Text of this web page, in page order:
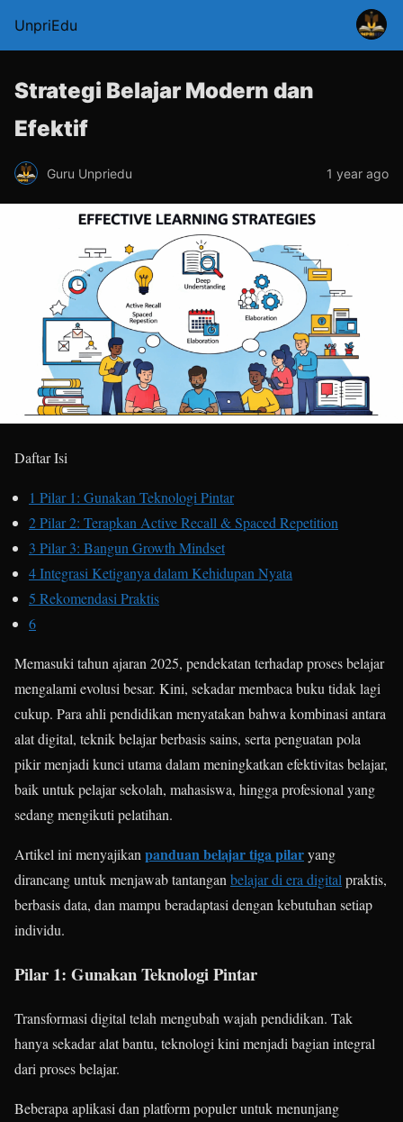
UnpriEdu
Strategi Belajar Modern dan
Efektif
Guru Unpriedu 1 year ago
Daftar Isi
1 Pilar 1: Gunakan Teknologi Pintar
2Pilar 2: Terapkan Active Recall & Spaced Repetition
3 Pilar 3: Bangun Growth Mindset
4Integrasi Ketiganya dalam Kehidupan Nyata
5 Rekomendasi Praktis
6
Memasuki tahun ajaran 2025, pendekatan terhadap proses belajar
mengalami evolusi besar. Kini, sekadar membaca buku tidak lagi
cukup. Para ahli pendidikan menyatakan bahwa kombinasi antara
alat digital, teknik belajar berbasis sains, serta penguatan pola
pikir menjadi kunci utama dalam meningkatkan efektivitas belajar,
baik untuk pelajar sekolah, mahasiswa, hingga profesional yang
sedang mengikuti pelatihan.
Artikel ini menyajikan panduan belajar tiga pilaryang
dirancang untuk menjawab tantangan belajar di era digital praktis,
berbasis data, dan mampu beradaptasi dengan kebutuhan setiap
individu.
Pilar 1: Gunakan Teknologi Pintar
Transformasi digital telah mengubah wajah pendidikan. Tak
hanya sekadar alat bantu, teknologi kini menjadi bagian integral
dari proses belajar.
Beberapa aplikasi dan platform populer untuk menunjang